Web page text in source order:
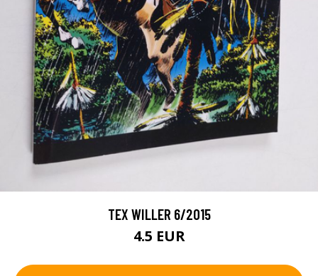
TEX WILLER 6/2015
4.5 EUR